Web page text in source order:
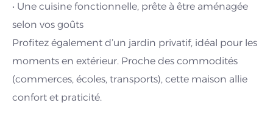
• Une cuisine fonctionnelle, prête à être aménagée
selon vos goûts
Profitez également d’un jardin privatif, idéal pour les
moments en extérieur. Proche des commodités
(commerces, écoles, transports), cette maison allie
confort et praticité.